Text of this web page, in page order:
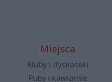
Miejsca
Kluby i dyskoteki
Puby i kawiarnie